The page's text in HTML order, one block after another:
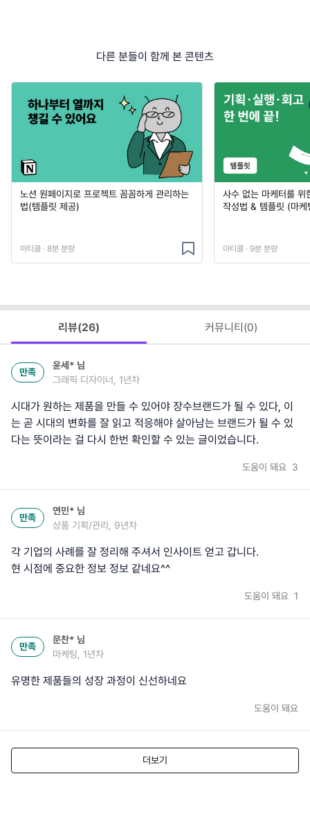
다른 분들이 함께 본 콘텐츠
노션 원페이지로 프로젝트 꼼꼼하게 관리하는
법(템플릿 제공)
아티클 · 8분 분량
사수 없는 마케터를 위
작성법 & 템플릿 (마
아티클 · 9분 분량
리뷰(26) 커뮤니티(0)
만족
윤세* 님
그래픽 디자이너, 1년차
시대가 원하는 제품을 만들 수 있어야 장수브랜드가 될 수 있다, 이
는 곧 시대의 변화를 잘 읽고 적응해야 살아남는 브랜드가 될 수 있
다는 뜻이라는 걸 다시 한번 확인할 수 있는 글이었습니다.
도움이 돼요 3
만족
연민* 님
상품 기획/관리, 9년차
각 기업의 사례를 잘 정리해 주셔서 인사이트 얻고 갑니다.
현 시점에 중요한 정보 정보 같네요^^
도움이 돼요 1
만족
문찬* 님
마케팅, 1년차
유명한 제품들의 성장 과정이 신선하네요
도움이 돼요
더보기